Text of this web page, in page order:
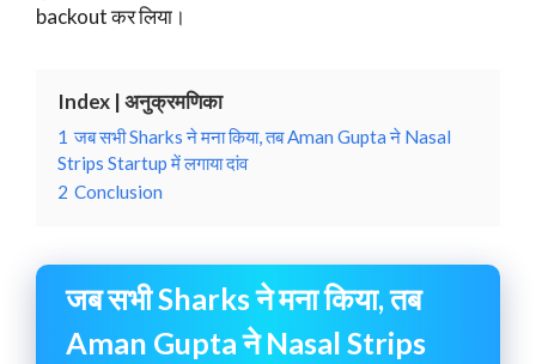
backout कर लिया।
Index | अनुक्रमणिका
1 जब सभी Sharks ने मना किया, तब Aman Gupta ने Nasal
Strips Startup में लगाया दांव
2 Conclusion
जब सभी Sharks ने मना किया, तब
Aman Gupta ने Nasal Strips